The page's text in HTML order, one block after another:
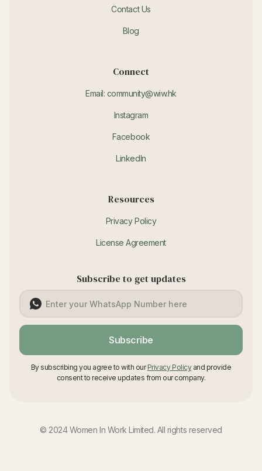
Contact Us
Blog
Connect
Email: community@wiw.hk
Instagram
Facebook
LinkedIn
Resources
Privacy Policy
License Agreement
Subscribe to get updates
Subscribe
By subscribing you agree to with ourPrivacy Policyand provide
consent to receive updates from our company.
© 2024 Women In Work Limited. All rights reserved